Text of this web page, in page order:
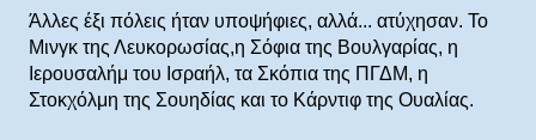
Άλλες έξι πόλεις ήταν υποψήφιες, αλλά... ατύχησαν. Το
Μινγκ της Λευκορωσίας,η Σόφια της Βουλγαρίας, η
Ιερουσαλήμ του Ισραήλ, τα Σκόπια της ΠΓΔΜ, η
Στοκχόλμη της Σουηδίας και το Κάρντιφ της Ουαλίας.